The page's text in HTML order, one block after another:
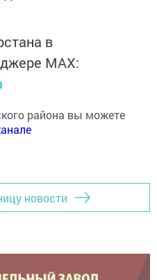
в
MАХ:
района вы можете
новости